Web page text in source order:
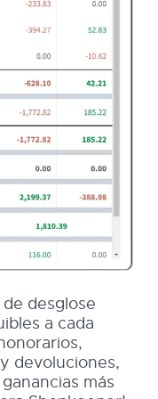
desglose
a cada
devoluciones,
más